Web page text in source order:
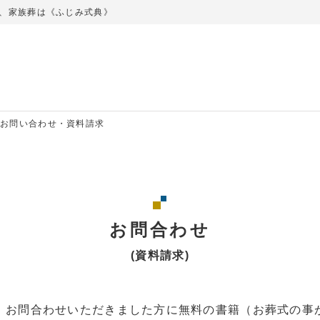
族葬は《ふじみ式典》
お問い合わせ・資料請求
お問合わせ
(資料請求)
お問合わせいただきました方に無料の書籍（お葬式の事